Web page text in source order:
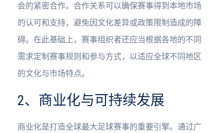
会的紧密合作。合作关系可以确保赛事得到本地市场
的认可和支持，避免因文化差异或政策限制造成的障
碍。在此基础上，赛事组织者还应当根据各地的不同
需求定制赛事规则和参与方式，以适应全球不同地区
的文化与市场特点。
2、商业化与可持续发展
商业化是打造全球最大足球赛事的重要引擎。通过广